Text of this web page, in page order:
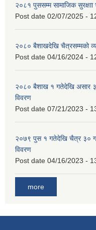
२०८१ पुससम्म सामाजिक सुरक्षाा
Post date 02/07/2025 -
२०८० बैशाखदेखि चैत्रसम्मको
Post date 04/16/2024 -
२०८० बैशाख १ गतेदेखि असार ३१
विवरण
Post date 07/21/2023 -
२०७९ पुस १ गतेदेखि चैत्र ३० गते
विवरण
Post date 04/16/2023 -
more